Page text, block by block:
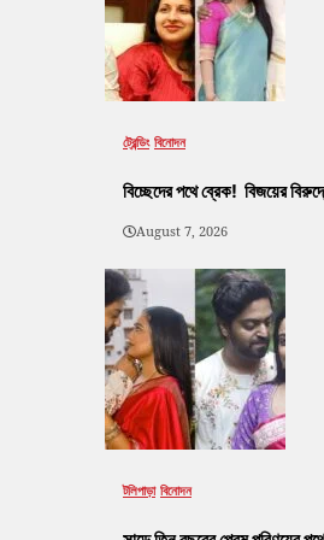
ট্রেন্ডিং বিনোদন
বিচ্ছেদের পথে ব্রেক! বিজয়ের
August 7, 2026
টলিপাড়া বিনোদন